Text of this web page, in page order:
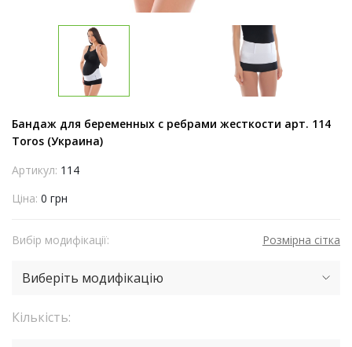
Бандаж для беременных с ребрами жесткости арт. 114
Toros (Украина)
Артикул: 114
Ціна: 0 грн
Вибір модифікації: Розмірна сітка
Виберіть модифікацію
Кількість: